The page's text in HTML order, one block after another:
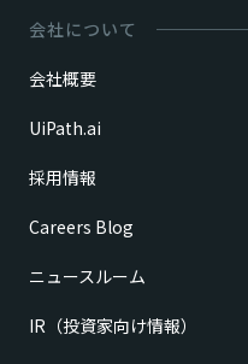
会社について
会社概要
UiPath.ai
採用情報
Careers Blog
ニュースルーム
IR（投資家向け情報）